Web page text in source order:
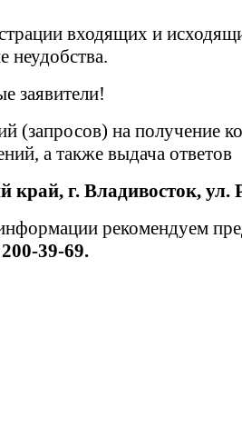
входящих и
неудобства.
заявители!
(запросов) на получение
а также выдача ответов
край, г. Владивосток, ул.
рекомендуем
39-69.